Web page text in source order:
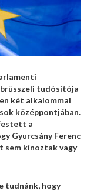
brüsszeli tudósítója
két alkalommal
középpontjában.
a
Gyurcsány Ferenc
sem kínoztak vagy
tudnánk, hogy